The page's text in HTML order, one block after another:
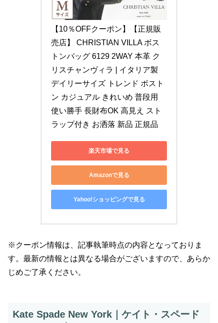
【10％OFFクーポン】【正規販
売店】 CHRISTIAN VILLA ボス
トンバッグ 6129 2WAY 本革 ク
リスチャンヴィラ | イタリア製
デイリーサイズ トレンド ボスト
ン カジュアル きれいめ 普段用
使い勝手 長財布OK 高見え スト
ラップ付き お洒落 新品 正規品
楽天市場で見る
Amazonで見る
Yahoo!ショッピングで見る
※クーポン情報は、記事執筆時点の内容となっておりま
す。最新の情報とは異なる場合がございますので、あらか
じめご了承ください。
Kate Spade New York｜ケイト・スペード